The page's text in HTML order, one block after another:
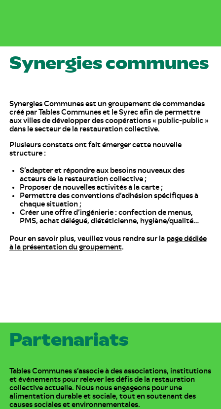
Synergies communes
Synergies Communes est un groupement de commandes
créé par Tables Communes et le Syrec afin de permettre
aux villes de développer des coopérations « public-public »
dans le secteur de la restauration collective.
Plusieurs constats ont fait émerger cette nouvelle
structure :
S’adapter et répondre aux besoins nouveaux des
acteurs de la restauration collective ;
Proposer de nouvelles activités à la carte ;
Permettre des conventions d’adhésion spécifiques à
chaque situation ;
Créer une offre d’ingénierie : confection de menus,
PMS, achat délégué, diététicienne, hygiène/qualité…
Pour en savoir plus, veuillez vous rendre sur la page dédiée
à la présentation du groupement.
Partenariats
Tables Communes s’associe à des associations, institutions
et événements pour relever les défis de la restauration
collective actuelle. Nous nous engageons pour une
alimentation durable et sociale, tout en soutenant des
causes sociales et environnementales.